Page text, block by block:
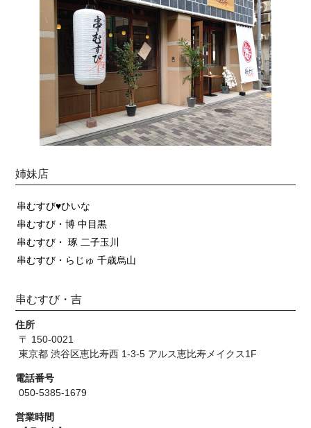
姉妹店
串むすび♥ひいな
串むすび・博 中目黒
串むすび・ 琢 二子玉川
串むすび・らじゅ 千歳烏山
串むすび・吉
住所
〒 150-0021
東京都 渋谷区恵比寿西 1-3-5 アルス恵比寿メイクス1F
電話番号
050-5385-1679
営業時間